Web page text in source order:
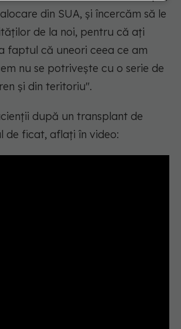
din SUA, și încercăm să le
de la noi, pentru că ați
faptul că uneori ceea ce am
nu se potrivește cu o serie de
și din teritoriu".
după un transplant de
de ficat, aflați în video: